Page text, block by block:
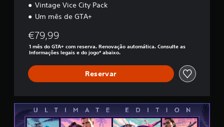
Vintage Vice City Pack
Um mês de GTA+
€79,99
1 mês do GTA+ com reserva. Renovação automática. Consulte as
Informações legais e do jogo* abaixo.
Reservar
l